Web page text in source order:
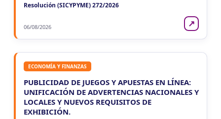
Resolución (SICYPYME) 272/2026
06/08/2026 ↗
ECONOMÍA Y FINANZAS
PUBLICIDAD DE JUEGOS Y APUESTAS EN LÍNEA:
UNIFICACIÓN DE ADVERTENCIAS NACIONALES Y
LOCALES Y NUEVOS REQUISITOS DE
EXHIBICIÓN.